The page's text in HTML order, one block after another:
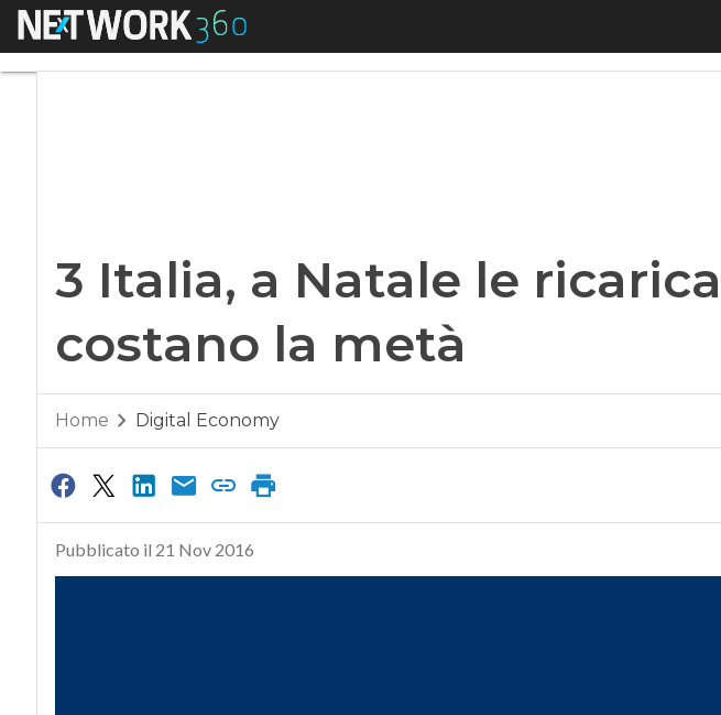
Menu
3 Italia, a Natale le
costano la metà
Home Digital Economy
Pubblicato il 21 Nov 2016